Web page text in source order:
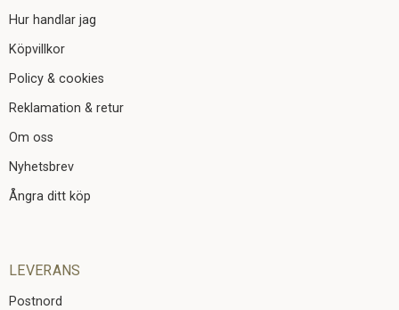
Hur handlar jag
Köpvillkor
Policy & cookies
Reklamation & retur
Om oss
Nyhetsbrev
Ångra ditt köp
LEVERANS
Postnord